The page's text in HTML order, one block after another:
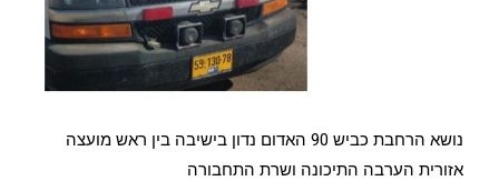
נושא הרחבת כביש 90 האדום נדון בישיבה בין ראש מועצה
אזורית הערבה התיכונה ושרת התחבורה